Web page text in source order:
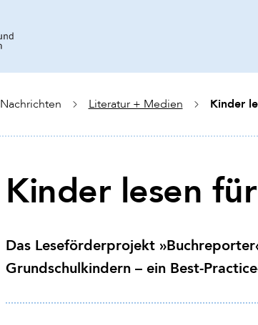
Nachrichten Literatur + Medien Kinder
Kinder lesen
Das Leseförderprojekt
Grundschulkindern – ein Best-